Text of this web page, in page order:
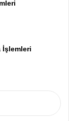
İşlemleri